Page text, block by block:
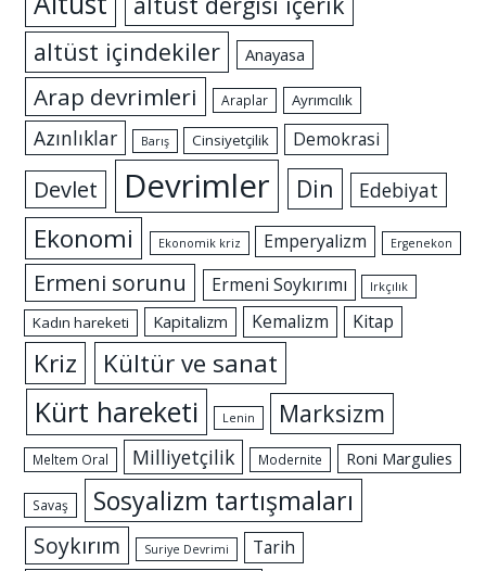
altüst içindekiler
Anayasa
Arap devrimleri Araplar Ayrımcılık
Azınlıklar Barış Cinsiyetçilik Demokrasi
Devlet Devrimler Din Edebiyat
Ekonomi Ekonomik kriz Emperyalizm Ergenekon
Ermeni sorunu Ermeni Soykırımı Irkçılık
Kadın hareketi Kapitalizm Kemalizm Kitap
Kriz Kültür ve sanat
Kürt hareketi Lenin Marksizm
Meltem Oral Milliyetçilik Modernite Roni Margulies
Savaş Sosyalizm tartışmaları
Soykırım Suriye Devrimi Tarih